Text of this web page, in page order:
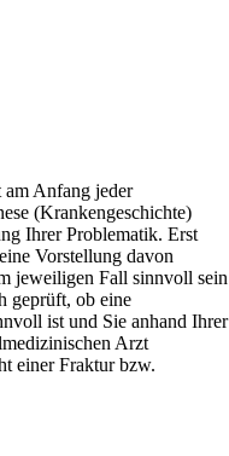
am Anfang jeder
(Krankengeschichte)
Ihrer Problematik. Erst
Vorstellung davon
jeweiligen Fall sinnvoll sein
geprüft, ob eine
ist und Sie anhand Ihrer
Arzt
einer Fraktur bzw.